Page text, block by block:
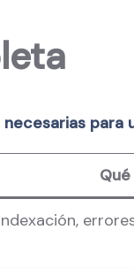
necesarias